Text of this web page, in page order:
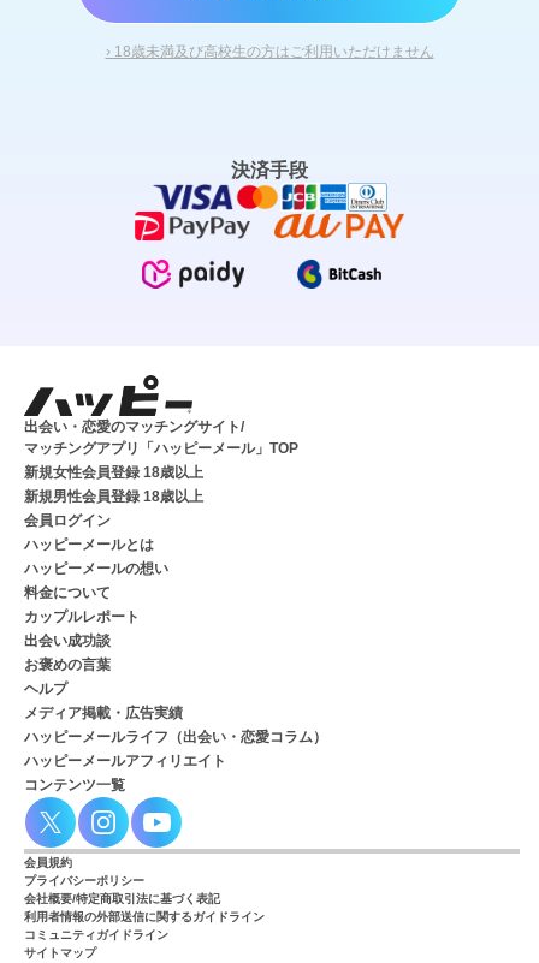
› 18歳未満及び高校生の方はご利用いただけません
決済手段
出会い・恋愛のマッチングサイト/
マッチングアプリ「ハッピーメール」TOP
新規女性会員登録 18歳以上
新規男性会員登録 18歳以上
会員ログイン
ハッピーメールとは
ハッピーメールの想い
料金について
カップルレポート
出会い成功談
お褒めの言葉
ヘルプ
メディア掲載・広告実績
ハッピーメールライフ（出会い・恋愛コラム）
ハッピーメールアフィリエイト
コンテンツ一覧
会員規約
プライバシーポリシー
会社概要/特定商取引法に基づく表記
利用者情報の外部送信に関するガイドライン
コミュニティガイドライン
サイトマップ